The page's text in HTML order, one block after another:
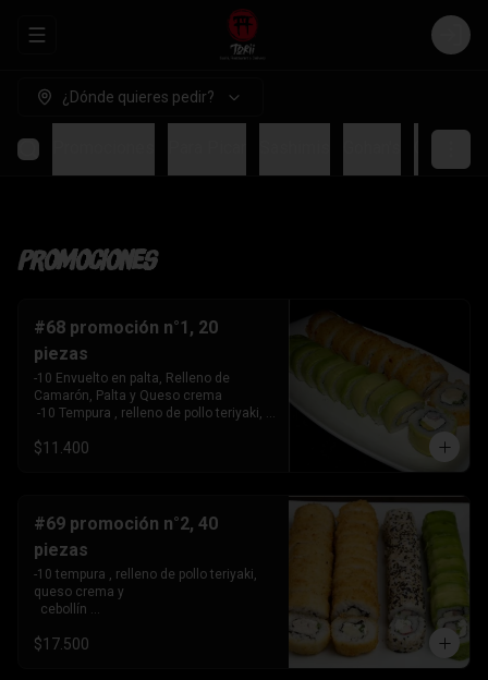
Abrir menu de navegación Login
¿Dónde quieres pedir?
Promociones
#68 promoción n°1, 20
piezas
-10 Envuelto en palta, Relleno de
Camarón, Palta y Queso crema
-10 Tempura , relleno de pollo teriyaki,
$11.400
#69 promoción n°2, 40
piezas
-10 tempura , relleno de pollo teriyaki,
queso crema y
  cebollín
crema y cebollín. -10 envuelto en palta,
$17.500